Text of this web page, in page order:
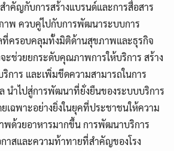
ำคัญกับการสร้างแบรนด์และการสื่อสาร
พ ควบคู่ไปกับการพัฒนาระบบการ
ครอบคลุมทั้งมิติด้านสุขภาพและธุรกิจ
ะช่วยยกระดับคุณภาพการให้บริการ สร้าง
การ และเพิ่มขีดความสามารถในการ
นำไปสู่การพัฒนาที่ยั่งยืนของระบบบริการ
เฉพาะอย่างยิ่งในยุคที่ประชาชนให้ความ
ด้วยอาหารมากขึ้น การพัฒนาบริการ
กาสและความท้าทายที่สำคัญของโรง